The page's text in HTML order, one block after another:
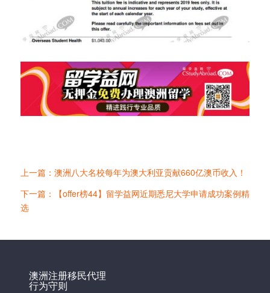
上一篇：澳洲八大名校每年为澳大利亚贡献660亿澳币收入！
下一篇：【offer榜44】留学益网近期悉尼大学申请成功案例精
选
澳洲注册移民代理
行为守则